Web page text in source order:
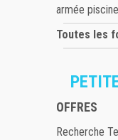
armée
Toutes les
OFFRES
Recherche